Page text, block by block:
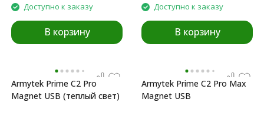
Доступно к заказу
В корзину
Доступно к заказу
В корзину
Armytek Prime C2 Pro
Magnet USB (теплый свет)
Armytek Prime C2 Pro Max
Magnet USB